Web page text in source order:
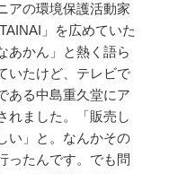
アの環境保護活動家
」を広めていた
あかん」と熱く語ら
いたけど、テレビで
ある中島重久堂にア
れました。「販売し
い」と。なんかその
ったんです。でも問